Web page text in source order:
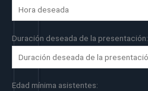
Duración deseada de la presentación:
Edad mínima asistentes: